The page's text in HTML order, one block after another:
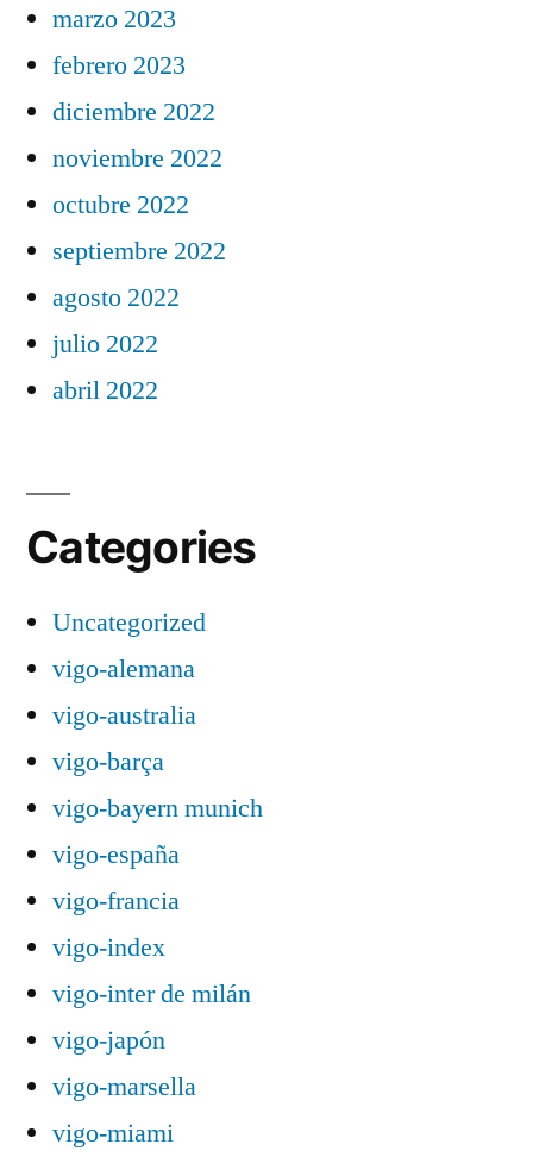
marzo 2023
febrero 2023
diciembre 2022
noviembre 2022
octubre 2022
septiembre 2022
agosto 2022
julio 2022
abril 2022
Categories
Uncategorized
vigo-alemana
vigo-australia
vigo-barça
vigo-bayern munich
vigo-españa
vigo-francia
vigo-index
vigo-inter de milán
vigo-japón
vigo-marsella
vigo-miami